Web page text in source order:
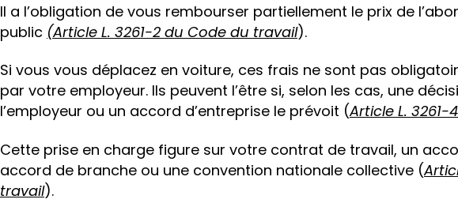
Il a l’obligation de vous rembourser partiellement le prix de
public (Article L. 3261-2 du Code du travail).
Si vous vous déplacez en voiture, ces frais ne sont pas
par votre employeur. Ils peuvent l’être si, selon les cas, une
l’employeur ou un accord d’entreprise le prévoit (Article L.
Cette prise en charge figure sur votre contrat de travail, un
accord de branche ou une convention nationale collective (
travail).